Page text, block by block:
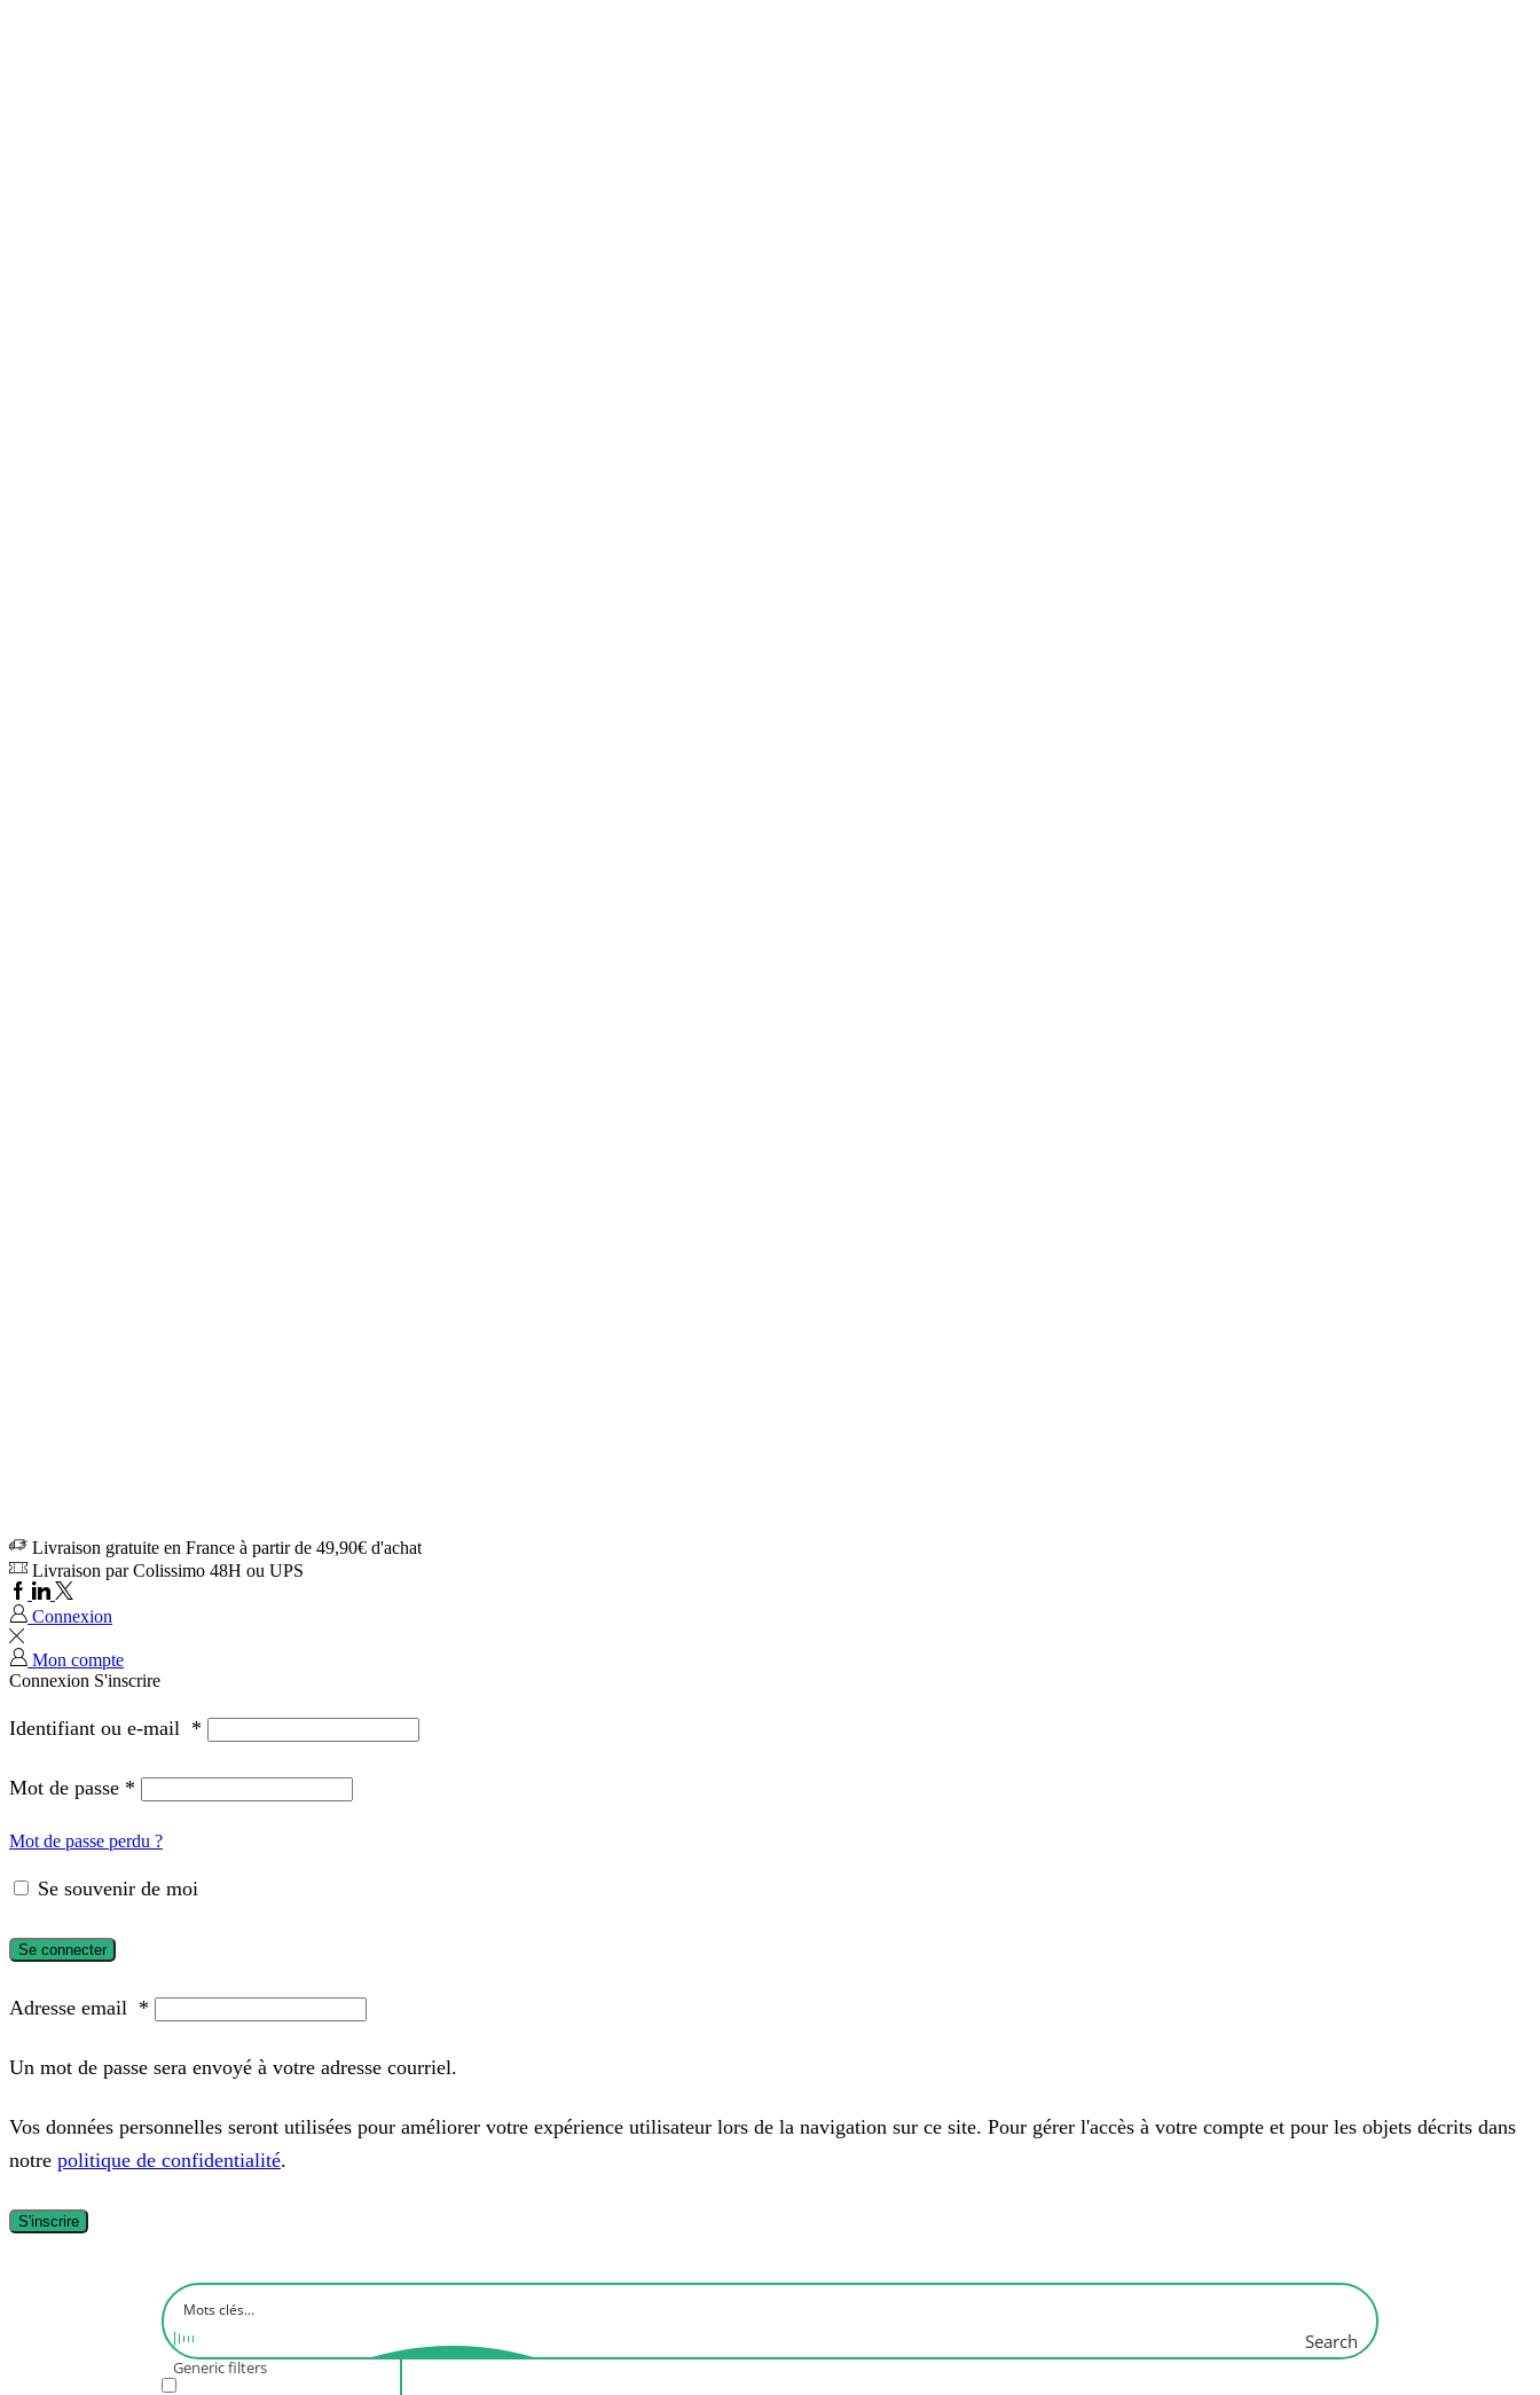
Livraison gratuite en France à partir de 49,90€ d'achat
Livraison par Colissimo 48H ou UPS
Connexion
Mon compte
Connexion S'inscrire
Identifiant ou e-mail *
Mot de passe *
Mot de passe perdu ?
Se souvenir de moi
Se connecter
Adresse email *
Un mot de passe sera envoyé à votre adresse courriel.
Vos données personnelles seront utilisées pour améliorer votre expérience utilisateur lors de la navigation sur ce site. Pour gérer l'accès à votre compte et pour les objets décrits dans
notre politique de confidentialité.
S'inscrire
Search
Generic filters